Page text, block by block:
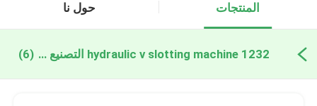
المنتجات حول نا
hydraulic v slotting machine 1232 التصنيع عبر الإنترنت (6)